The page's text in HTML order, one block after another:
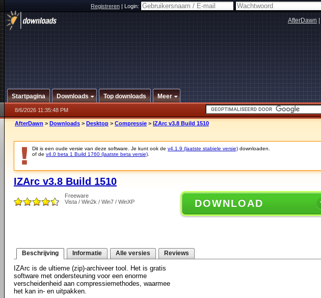
Registreren|Login:
AfterDawn
Startpagina Downloads Top downloads Meer
8/6/2026 11:35:48 PM
AfterDawn > Downloads > Desktop > Compressie > IZArc v3.8 Build 1510
Dit is een oude versie van deze software. Je kunt ook de v4.1.9 (laatste stabiele versie) downloaden.
of de v4.0 beta 1 Build 1760 (laatste beta versie)
IZArc v3.8 Build 1510
Freeware
Vista / Win2k / Win7 / WinXP
DOWNLOAD
Beschrijving Informatie Alle versies Reviews
IZArc is de ultieme (zip)-archiveer tool. Het is gratis
software met ondersteuning voor een enorme
verscheidenheid aan compressiemethodes, waarmee
het kan in- en uitpakken.